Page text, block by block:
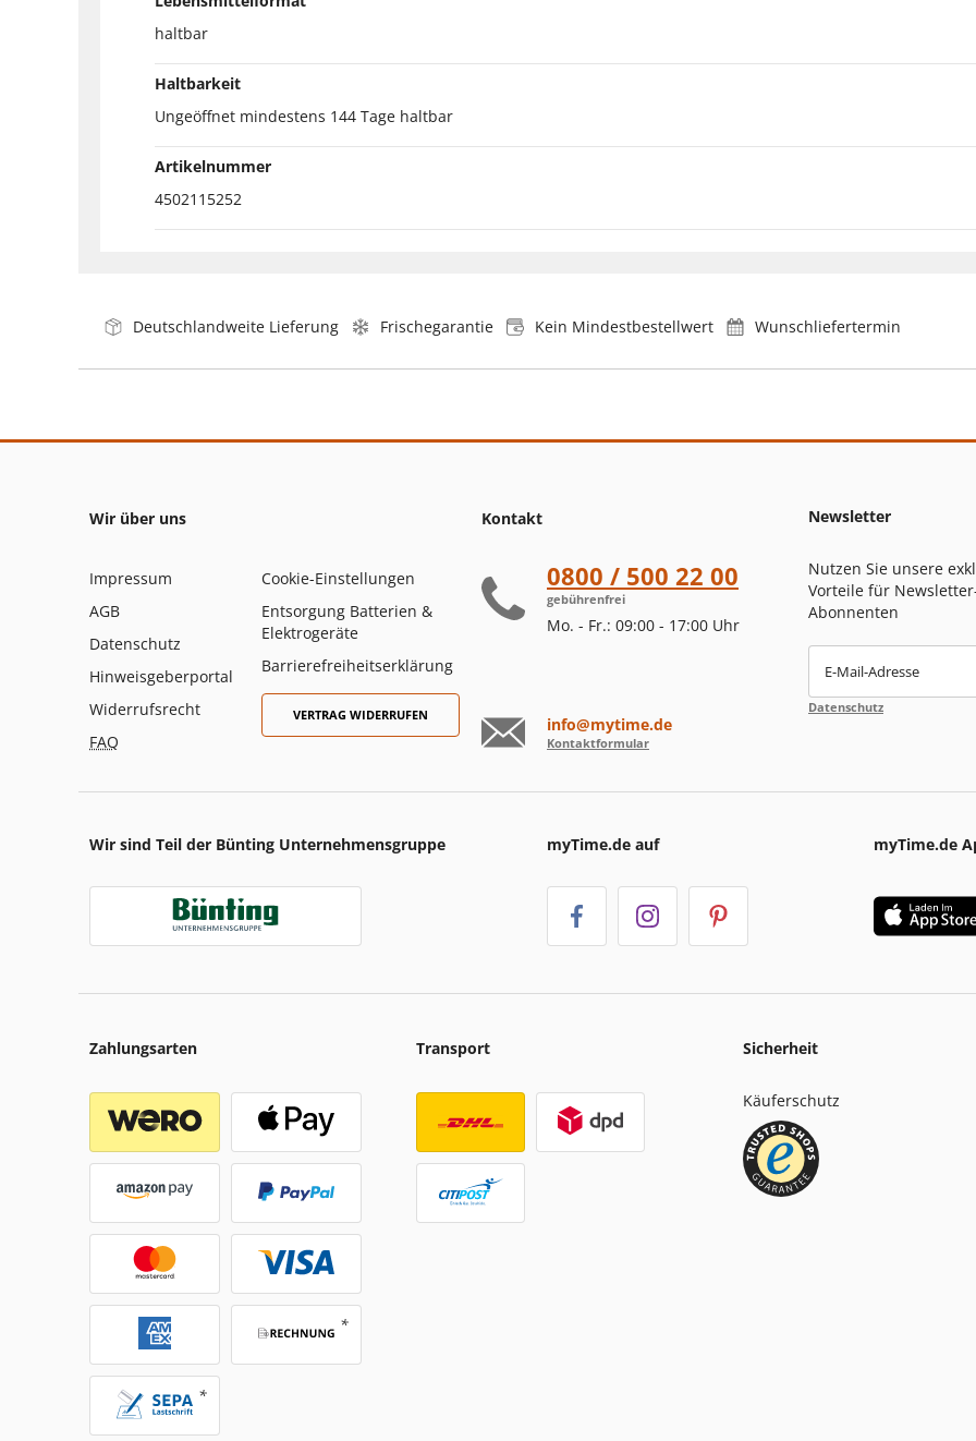
haltbar
Haltbarkeit
Ungeöffnet mindestens 144 Tage haltbar
Artikelnummer
4502115252
Deutschlandweite Lieferung Frischegarantie Kein Mindestbestellwert Wunschliefertermin
Wir über uns
Impressum
AGB
Datenschutz
Hinweisgeberportal
Widerrufsrecht
FAQ
Cookie-Einstellungen
Entsorgung Batterien &
Elektrogeräte
Barrierefreiheitserklärung
VERTRAG WIDERRUFEN
Kontakt
0800 / 500 22 00
gebührenfrei
Mo. - Fr.: 09:00 - 17:00 Uhr
info@mytime.de
Kontaktformular
Newsletter
Nutzen Sie unsere
Vorteile für
Abonnenten
E-Mail-Adresse
Datenschutz
Wir sind Teil der Bünting Unternehmensgruppe myTime.de auf myTime.de
Zahlungsarten Transport Sicherheit
Käuferschutz